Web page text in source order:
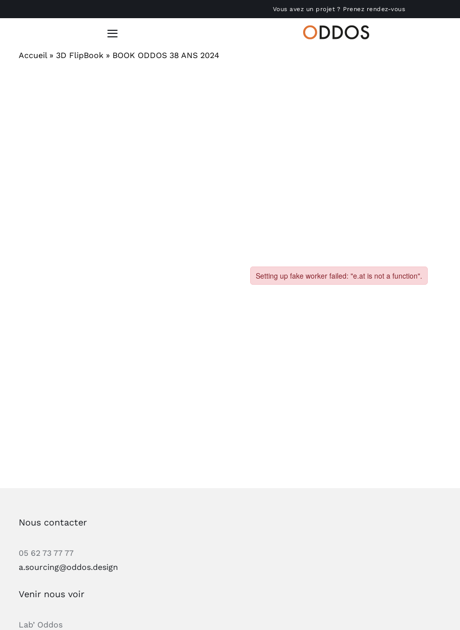
au
Vous avez un projet ? Prenez rendez-vous
Toggle
Navigation
Contact
Accueil» 3D FlipBook» BOOK ODDOS 38 ANS 2024
Nous contacter
05 62 73 77 77
a.sourcing@oddos.design
Venir nous voir
Lab’ Oddos